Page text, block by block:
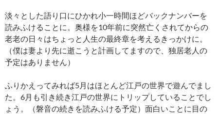
淡々とした語り口にひかれ小一時間ほどバックナンバーを
読みふけることに。奥様を10年前に突然亡くされてからの
老老の日々はちょっと人生の最終章を考えるきっかけに。
（僕は妻より先に逝こうと計画してますので、独居老人の
予定はありません）
ふりかえってみれば5月はほとんど江戸の世界で遊んでまし
た。6月も引き続き江戸の世界にトリップしていることでし
ょう。（磐音の続きを読みふける予定）面白いことに目の